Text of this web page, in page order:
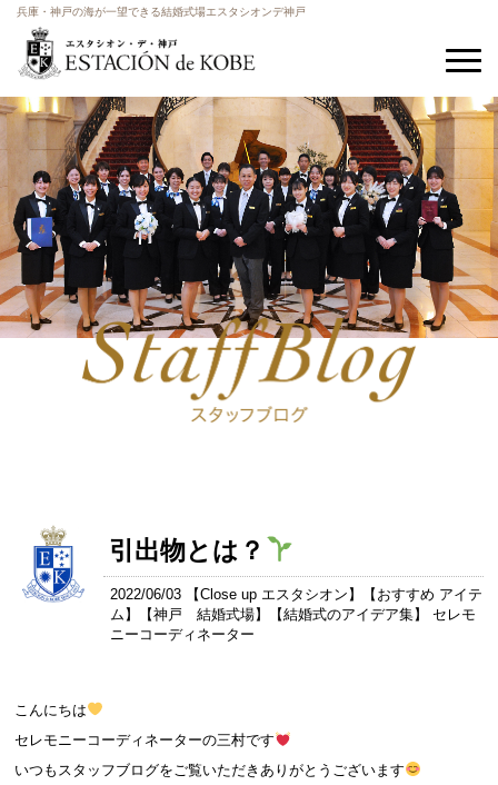
兵庫・神戸の海が一望できる結婚式場エスタシオンデ神戸
引出物とは？
2022/06/03 【Close up エスタシオン 】【 おすすめ アイテ
ム 】【神戸 結婚式場】【結婚式のアイデア集】 セレモ
ニーコーディネーター
こんにちは
セレモニーコーディネーターの三村です
いつもスタッフブログをご覧いただきありがとうございます